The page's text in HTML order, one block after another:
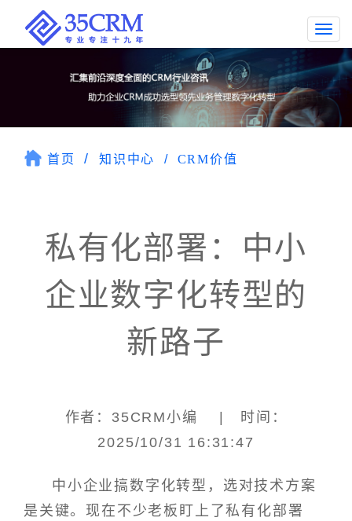
首页 知识中心 CRM价值
私有化部署：中小
企业数字化转型的
新路子
作者：35CRM小编 | 时间：
2025/10/31 16:31:47
中小企业搞数字化转型，选对技术方案
是关键。现在不少老板盯上了私有化部署